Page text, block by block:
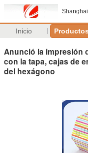
Inicio Productos
Anunció la impresión
con la tapa, cajas de
del hexágono